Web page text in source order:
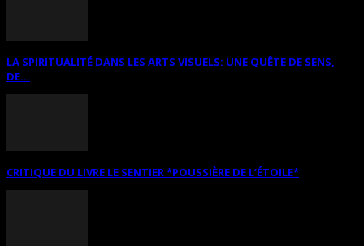
LA SPIRITUALITÉ DANS LES ARTS VISUELS: UNE QUÊTE DE SENS,
DE...
CRITIQUE DU LIVRE LE SENTIER *POUSSIÈRE DE L’ÉTOILE*